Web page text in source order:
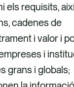
els requisits,
cadenes de
i valor i
i
grans i globals;